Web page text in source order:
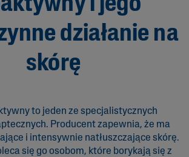
działanie na
skórę
to jeden ze specjalistycznych
Producent zapewnia, że ma
i intensywnie natłuszczające skórę.
się go osobom, które borykają się z